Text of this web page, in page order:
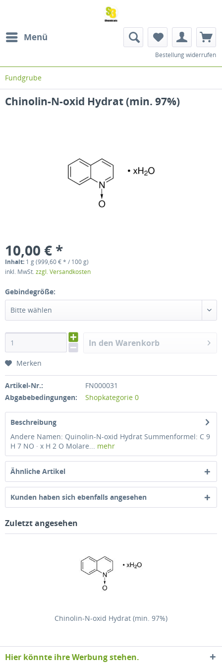
Menü
Bestellung widerrufen
Fundgrube
Chinolin-N-oxid Hydrat (min. 97%)
10,00 € *
Inhalt: 1 g (999,60 € * / 100 g)
inkl. MwSt.zzgl. Versandkosten
Gebindegröße:
Bitte wählen
In den Warenkorb
Merken
Artikel-Nr.:
FN000031
Abgabebedingungen:
Shopkategorie 0
Beschreibung
Andere Namen: Quinolin-N-oxid Hydrat Summenformel: C 9
H 7 NO · x H 2 O Molare... mehr
Ähnliche Artikel
Kunden haben sich ebenfalls angesehen
Zuletzt angesehen
Chinolin-N-oxid Hydrat (min. 97%)
Hier könnte ihre Werbung stehen.